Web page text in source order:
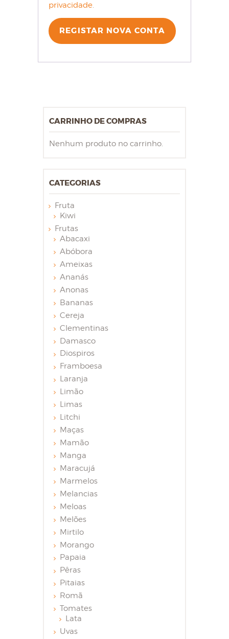
privacidade
REGISTAR NOVA CONTA
CARRINHO DE COMPRAS
Nenhum produto no carrinho.
CATEGORIAS
Fruta
Kiwi
Frutas
Abacaxi
Abóbora
Ameixas
Ananás
Anonas
Bananas
Cereja
Clementinas
Damasco
Diospiros
Framboesa
Laranja
Limão
Limas
Litchi
Maças
Mamão
Manga
Maracujá
Marmelos
Melancias
Meloas
Melões
Mirtilo
Morango
Papaia
Pêras
Pitaias
Romã
Tomates
Lata
Uvas